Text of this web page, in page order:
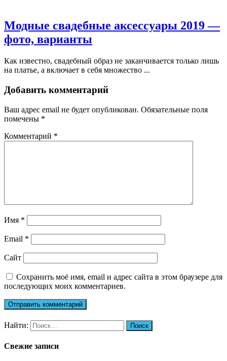
Модные свадебные аксессуары 2019 —
фото, варианты
Как известно, свадебный образ не заканчивается только лишь
на платье, а включает в себя множество ...
Добавить комментарий
Ваш адрес email не будет опубликован. Обязательные поля
помечены *
Комментарий *
Имя *
Email *
Сайт
Сохранить моё имя, email и адрес сайта в этом браузере для
последующих моих комментариев.
Найти:
Свежие записи